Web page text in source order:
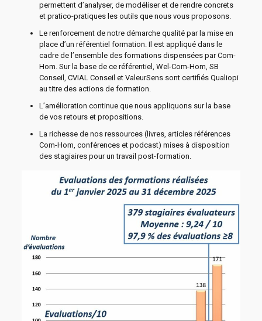
permettent d’analyser, de modéliser et de rendre concrets
et pratico-pratiques les outils que nous vous proposons.
Le renforcement de notre démarche qualité par la mise en
place d’un référentiel formation. Il est appliqué dans le
cadre de l’ensemble des formations dispensées par Com-
Hom. Sur la base de ce référentiel, Wel-Com-Hom, SB
Conseil, CVIAL Conseil et ValeurSens sont certifiés Qualiopi
au titre des actions de formation.
L’amélioration continue que nous appliquons sur la base
de vos retours et propositions.
La richesse de nos ressources (livres, articles références
Com-Hom, conférences et podcast) mises à disposition
des stagiaires pour un travail post-formation.